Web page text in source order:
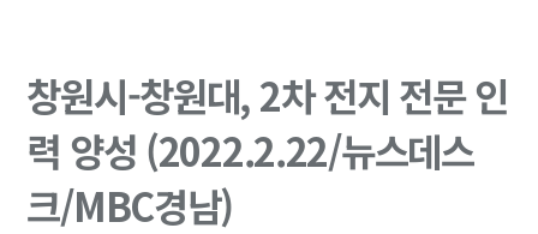
창원시-창원대, 2차 전지 전문 인
력 양성 (2022.2.22/뉴스데스
크/MBC경남)